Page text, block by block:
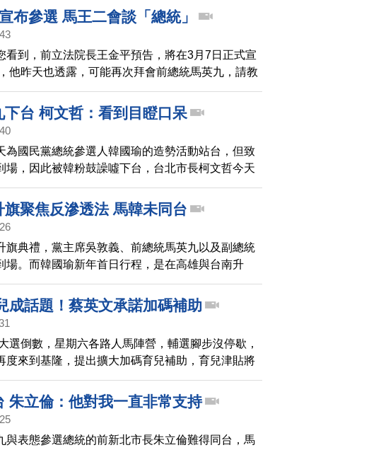
也要支持者不要太樂觀，民進黨沒有分票的本錢。
布參選 馬王二會談「總統」
看到，前立法院長王金平預告，將在3月7日正式宣
他昨天也透露，可能再次拜會前總統馬英九，請教
爭取支持，希望他接受會面，促成「馬王二會」，
，上次他送書給他時，已經見過了。
下台 柯文哲：看到目瞪口呆
為國民黨總統參選人韓國瑜的造勢活動站台，但致
場，因此被韓粉鼓譟噓下台，台北市長柯文哲今天
的看法時表示，他看到那一幕有點目瞪口呆。
旗聚焦反滲透法 馬韓未同台
旗典禮，黨主席吳敦義、前總統馬英九以及副總統
場。而韓國瑜新年首日行程，是在高雄與台南升
台。不過兩邊今天都把矛頭指向國會通過的反滲透
成話題！蔡英文承諾加碼補助
選倒數，星期六各路人馬陣營，輔選腳步沒停歇，
度來到基隆，提出擴大加碼育兒補助，育兒津貼將
，韓國瑜也作出回應。
朱立倫：他對我一直非常支持
與表態參選總統的前新北市長朱立倫難得同台，馬